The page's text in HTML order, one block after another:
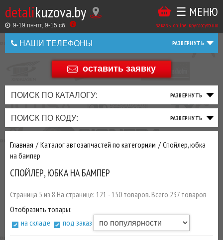
detalikuzova.by
9-19 пн-пт, 9-15 cб заказы online: круглосуточно
☰ МЕНЮ
НАШИ ТЕЛЕФОНЫ
+375 44 586 05 44
оставить заявку
ПОИСК ПО КАТАЛОГУ:
ПОИСК ПО КОДУ:
Главная Каталог автозапчастей по категориям
Спойлер, юбка
на бампер
СПОЙЛЕР, ЮБКА НА БАМПЕР
Страница 5 из 8 На странице: 121 - 150 товаров. Всего 237 товаров
Отобразить товары:
на складе
под заказ
Купить
в
1
Беларусь
+375
+375
ТАКЖЕ
ВЫ
МОЖЕТЕ
У
ЗАКАЗАТЬ
ТО
ФИЛЬТРА
ТОРМОЗНАЯ
СИСТЕМА
ПОДВЕСКА
РУЛЕВОЕ
ТРАНСМИССИЯ
ПРИВОД
ДВИГАТЕЛЬ
ВЫХЛОП
ЭЛЕКТРИКА
ОСВЕЩЕНИЕ
ДОБАВИВ
МАСЛАИ ДРУГИЕ
ЗАКАЗУ ЧЕРЕЗ
МЕНЕДЖЕРА